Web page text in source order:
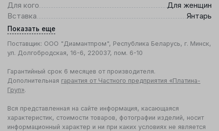
Для кого
Для женщин
Вставка
Янтарь
Показать еще
Поставщик: ООО "Диамантпром", Республика Беларусь, г. Минск,
ул. Долгобродская, 16-6, 220037, пом. 6-10
Гарантийный срок 6 месяцев от производителя.
Дополнительная гарантия от Частного предприятия «Платина-
Груп».
Вся представленная на сайте информация, касающаяся
характеристик, стоимости товаров, фотографии изделий, носит
информационный характер и ни при каких условиях не является